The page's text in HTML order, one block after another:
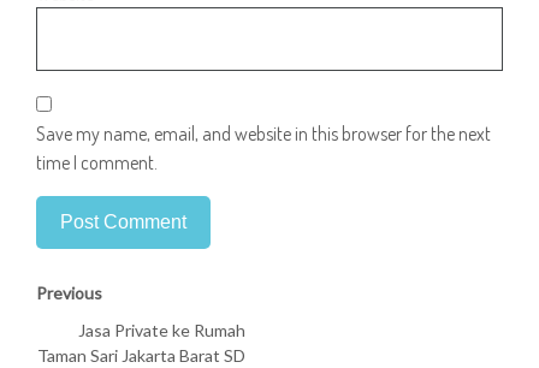
Save my name, email, and website in this browser for the next
time I comment.
Previous
Jasa Private ke Rumah
Taman Sari Jakarta Barat SD